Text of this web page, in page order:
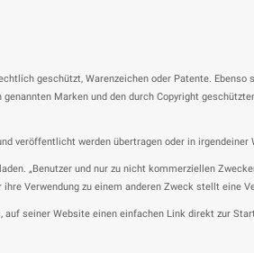
geschützt, Warenzeichen oder Patente. Ebenso
Marken und den durch Copyright
veröffentlicht werden übertragen oder in irgendeiner
„Benutzer und nur zu nicht kommerziellen
Verwendung zu einem anderen Zweck stellt eine
seiner Website einen einfachen Link direkt zur